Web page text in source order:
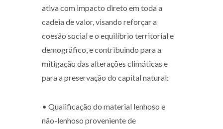
ativa com impacto direto em toda a
cadeia de valor, visando reforçar a
coesão social e o equilíbrio territorial e
demográfico, e contribuindo para a
mitigação das alterações climáticas e
para a preservação do capital natural:
• Qualificação do material lenhoso e
não-lenhoso proveniente de